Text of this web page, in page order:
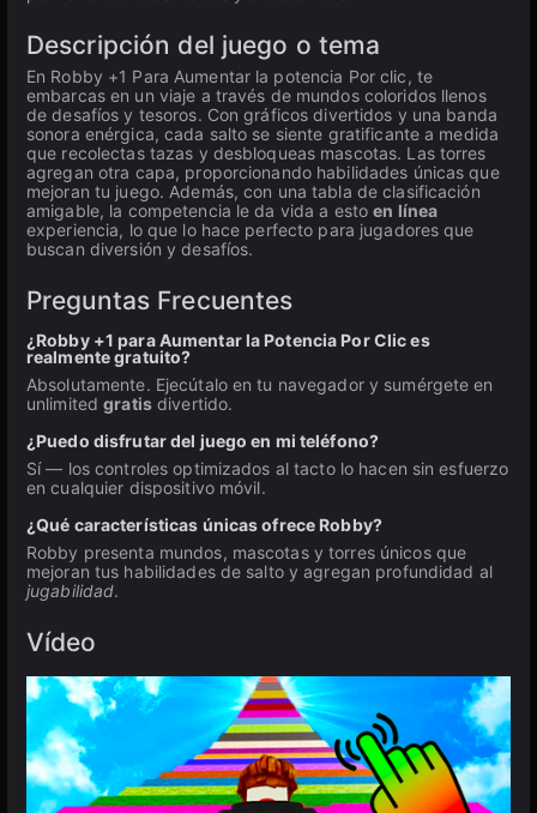
Descripción del juego o tema
En Robby +1 Para Aumentar la potencia Por clic, te
embarcas en un viaje a través de mundos coloridos llenos
de desafíos y tesoros. Con gráficos divertidos y una banda
sonora enérgica, cada salto se siente gratificante a medida
que recolectas tazas y desbloqueas mascotas. Las torres
agregan otra capa, proporcionando habilidades únicas que
mejoran tu juego. Además, con una tabla de clasificación
amigable, la competencia le da vida a estoen línea
experiencia, lo que lo hace perfecto para jugadores que
buscan diversión y desafíos.
Preguntas Frecuentes
¿Robby +1 para Aumentar la Potencia Por Clic es
realmente gratuito?
Absolutamente. Ejecútalo en tu navegador y sumérgete en
unlimitedgratisdivertido.
¿Puedo disfrutar del juego en mi teléfono?
Sí — los controles optimizados al tacto lo hacen sin esfuerzo
en cualquier dispositivo móvil.
¿Qué características únicas ofrece Robby?
Robby presenta mundos, mascotas y torres únicos que
mejoran tus habilidades de salto y agregan profundidad al
jugabilidad.
Vídeo